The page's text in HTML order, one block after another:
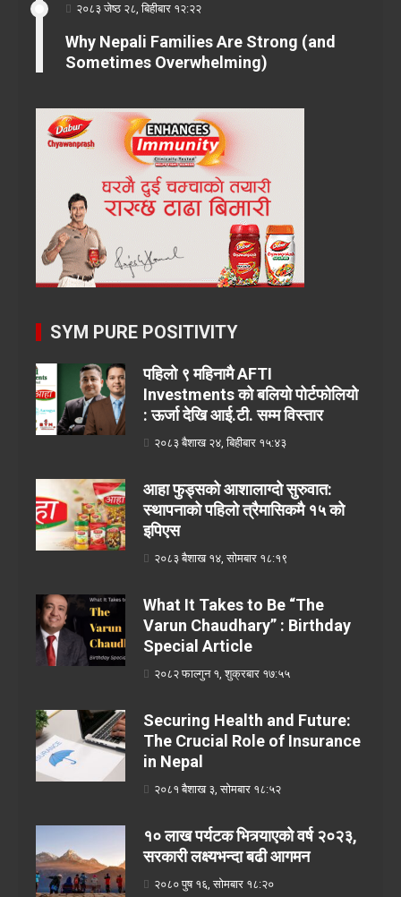
२०८३ जेष्ठ २८, बिहीबार १२:२२
Why Nepali Families Are Strong (and
Sometimes Overwhelming)
SYM PURE POSITIVITY
पहिलो ९ महिनामै AFTI
Investments को बलियो पोर्टफोलियो
: ऊर्जा देखि आई.टी. सम्म विस्तार
२०८३ बैशाख २४, बिहीबार १५:४३
आहा फुड्सको आशालाग्दो सुरुवात:
स्थापनाको पहिलो त्रैमासिकमै १५ को
इपिएस
२०८३ बैशाख १४, सोमबार १८:१९
What It Takes to Be “The
Varun Chaudhary” : Birthday
Special Article
२०८२ फाल्गुन १, शुक्रबार १७:५५
Securing Health and Future:
The Crucial Role of Insurance
in Nepal
२०८१ बैशाख ३, सोमबार १८:५२
१० लाख पर्यटक भित्र्याएको वर्ष २०२३,
सरकारी लक्ष्यभन्दा बढी आगमन
२०८० पुष १६, सोमबार १८:२०